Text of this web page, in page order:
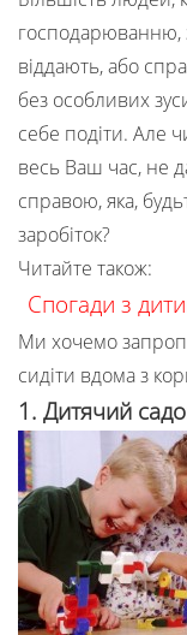
господарюванню,
віддають, або
без особливих
себе подіти. Але
весь Ваш час, не
справою, яка,
заробіток?
Читайте також:
Спогади з
Ми хочемо
сидіти вдома з
1. Дитячий